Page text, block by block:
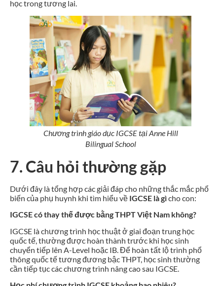
học trong tương lai.
Chương trình giáo dục IGCSE tại Anne Hill
Bilingual School
7. Câu hỏi thường gặp
Dưới đây là tổng hợp các giải đáp cho những thắc mắc phổ
biến của phụ huynh khi tìm hiểu về IGCSE là gìcho con:
IGCSE có thay thế được bằng THPT Việt Nam không?
IGCSE là chương trình học thuật ở giai đoạn trung học
quốc tế, thường được hoàn thành trước khi học sinh
chuyển tiếp lên A-Level hoặc IB. Để hoàn tất lộ trình phổ
thông quốc tế tương đương bậc THPT, học sinh thường
cần tiếp tục các chương trình nâng cao sau IGCSE.